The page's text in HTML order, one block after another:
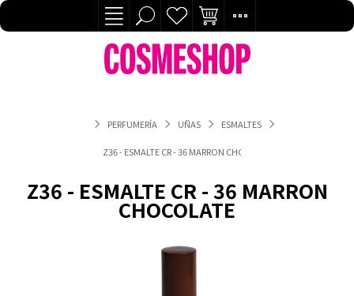
PERFUMERÍA UÑAS ESMALTES
Z36 - ESMALTE CR - 36 MARRON CHOCOLATE
Z36 - ESMALTE CR - 36 MARRON
CHOCOLATE